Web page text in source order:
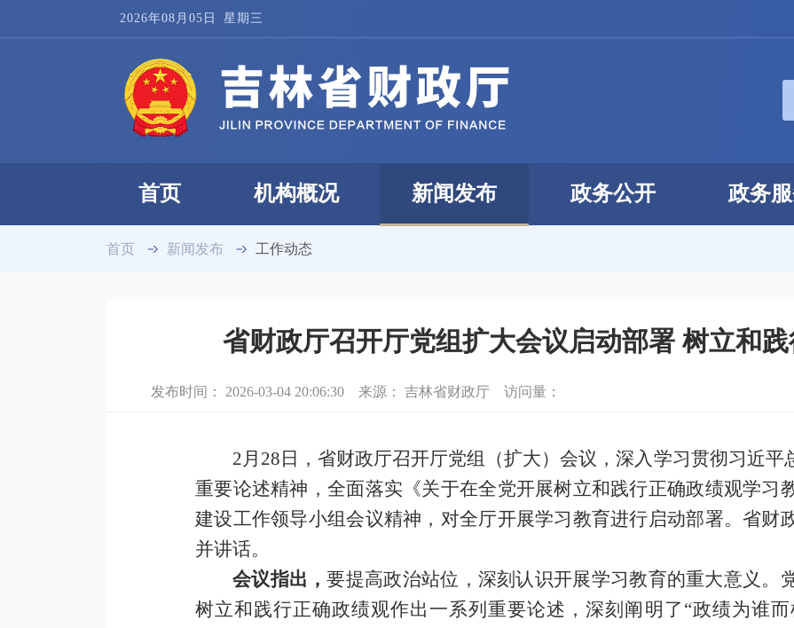
2026年08月05日 星期三
首页 机构概况 新闻发布 政务公开 政务
首页 新闻发布 工作动态
省财政厅召开厅党组扩大会议启动部署 树立和
发布时间： 2026-03-04 20:06:30 来源： 吉林省财政厅 访问量：
2月28日，省财政厅召开厅党组（扩大）会议，深入学习贯彻习近
重要论述精神，全面落实《关于在全党开展树立和践行正确政绩观学习
建设工作领导小组会议精神，对全厅开展学习教育进行启动部署。省财
并讲话。
会议指出，要提高政治站位，深刻认识开展学习教育的重大意义。
树立和践行正确政绩观作出一系列重要论述，深刻阐明了“政绩为谁